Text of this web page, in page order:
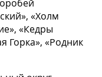
«Холм
«Кедры
Горка», «Родник